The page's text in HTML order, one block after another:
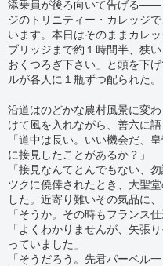
添乗員が後ろ向いて告げる――
ジのトリニティー・カレッジ
います。本日はそのままカレ
ブリッジまで約１時間半、狭
おくつろぎ下さい」と頭を下
ルが各人に１瓶ずつ配られた。
沿道はのどかな農村風景に変
けて風を入れながら、善六に
「道中は長い。いい機会だ、
に接見したことがあるか？」
「接見なんてとんでもない、
ツクに僥倖されたとき、大聖
した。近寄り難いその気品に
「そうか。その時もフランス
「よくわかりませんが、矢張
っていました」
「そうだろう。先君パーベル